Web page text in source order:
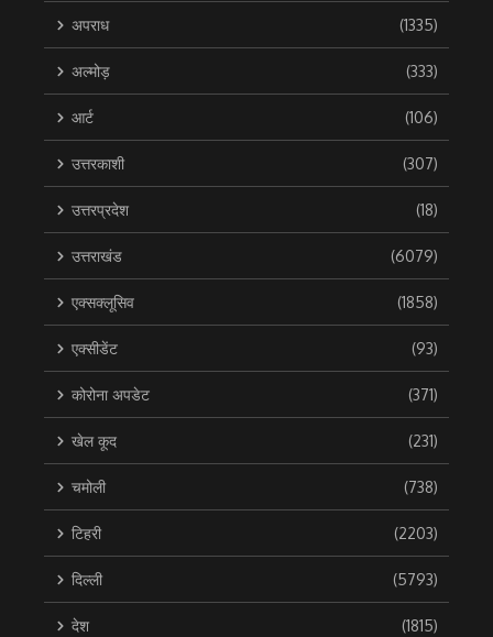
अपराध (1335)
अल्मोड़ (333)
आर्ट (106)
उत्तरकाशी (307)
उत्तरप्रदेश (18)
उत्तराखंड (6079)
एक्सक्लूसिव (1858)
एक्सीडेंट (93)
कोरोना अपडेट (371)
खेल कूद (231)
चमोली (738)
टिहरी (2203)
दिल्ली (5793)
देश (1815)